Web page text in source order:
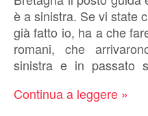
è a sinistra. Se vi state
già fatto io, ha a che
romani, che
sinistra e in passato
Continua a leggere »